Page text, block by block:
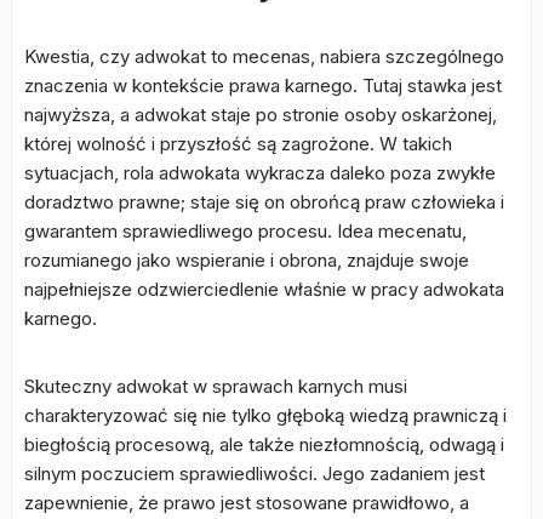
Kwestia, czy adwokat to mecenas, nabiera szczególnego
znaczenia w kontekście prawa karnego. Tutaj stawka jest
najwyższa, a adwokat staje po stronie osoby oskarżonej,
której wolność i przyszłość są zagrożone. W takich
sytuacjach, rola adwokata wykracza daleko poza zwykłe
doradztwo prawne; staje się on obrońcą praw człowieka i
gwarantem sprawiedliwego procesu. Idea mecenatu,
rozumianego jako wspieranie i obrona, znajduje swoje
najpełniejsze odzwierciedlenie właśnie w pracy adwokata
karnego.
Skuteczny adwokat w sprawach karnych musi
charakteryzować się nie tylko głęboką wiedzą prawniczą i
biegłością procesową, ale także niezłomnością, odwagą i
silnym poczuciem sprawiedliwości. Jego zadaniem jest
zapewnienie, że prawo jest stosowane prawidłowo, a